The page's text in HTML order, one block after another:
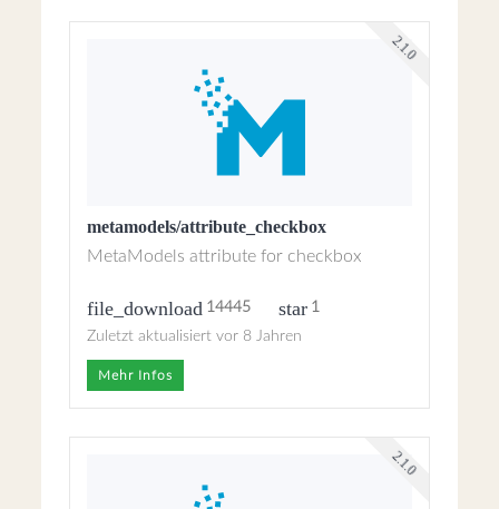
2.1.0
metamodels/attribute_checkbox
MetaModels attribute for checkbox
file_download 14445 star 1
Zuletzt aktualisiert vor 8 Jahren
Mehr Infos
2.1.0